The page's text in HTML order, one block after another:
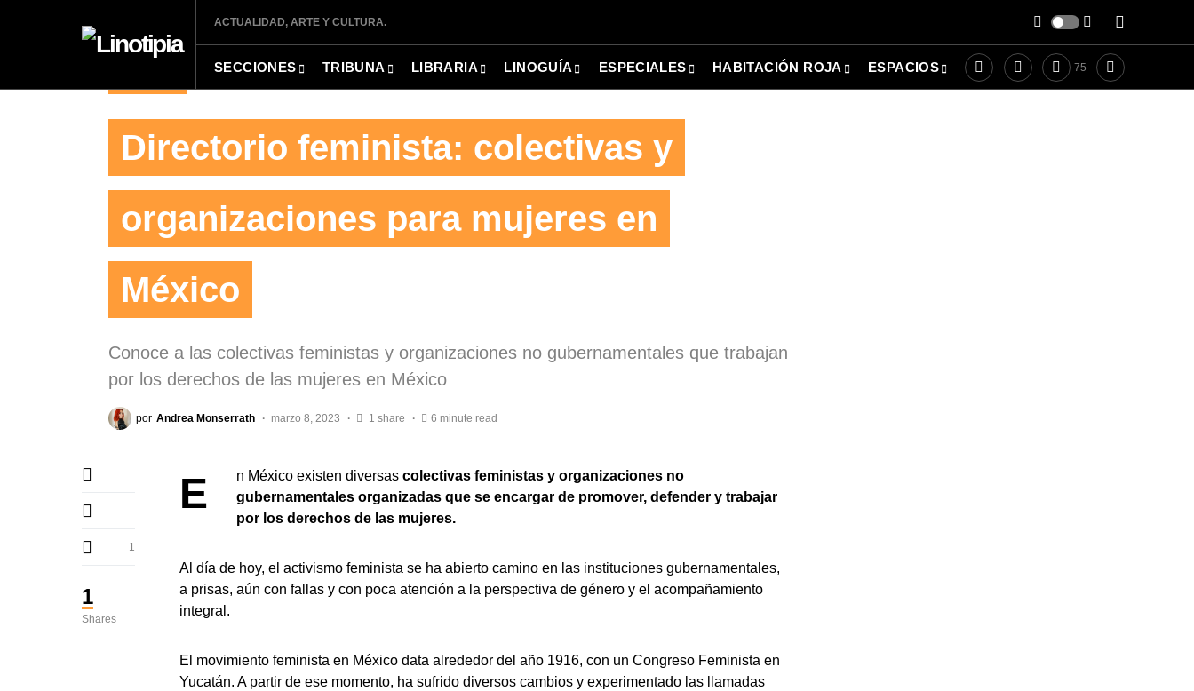
ACTUALIDAD, ARTE Y CULTURA.
SECCIONES TRIBUNA LIBRARIA LINOGUÍA ESPECIALES HABITACIÓN ROJA ESPACIOS 75
Directorio feminista: colectivas y
organizaciones para mujeres en
México
Conoce a las colectivas feministas y organizaciones no gubernamentales que trabajan
por los derechos de las mujeres en México
por Andrea Monserrath marzo 8, 2023 1 share 6 minute read
1
Shares
1
En México existen diversas colectivas feministas y organizaciones no
gubernamentales organizadas que se encargar de promover, defender y trabajar
por los derechos de las mujeres.
Al día de hoy, el activismo feminista se ha abierto camino en las instituciones gubernamentales,
a prisas, aún con fallas y con poca atención a la perspectiva de género y el acompañamiento
integral.
El movimiento feminista en México data alrededor del año 1916, con un Congreso Feminista en
Yucatán. A partir de ese momento, ha sufrido diversos cambios y experimentado las llamadas